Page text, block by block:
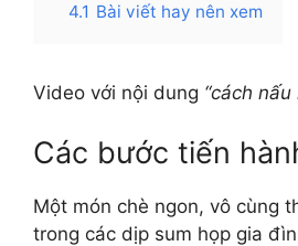
4.1 Bài viết hay nên xem
Video với nội dung “cách nấu
Các bước tiến
Một món chè ngon, vô cùng
trong các dịp sum họp gia